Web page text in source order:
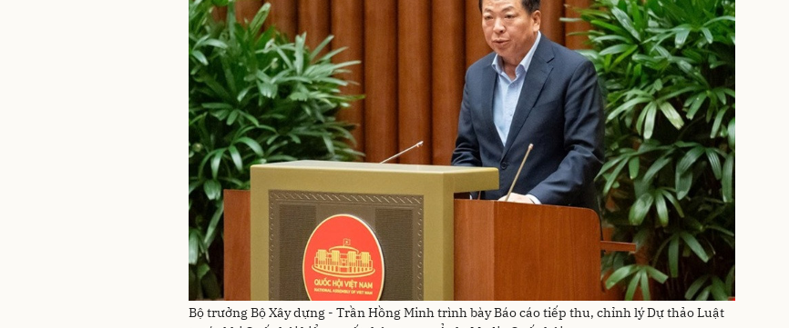
Bộ trưởng Bộ Xây dựng - Trần Hồng Minh trình bày Báo cáo tiếp thu, chỉnh lý Dự thảo Luật